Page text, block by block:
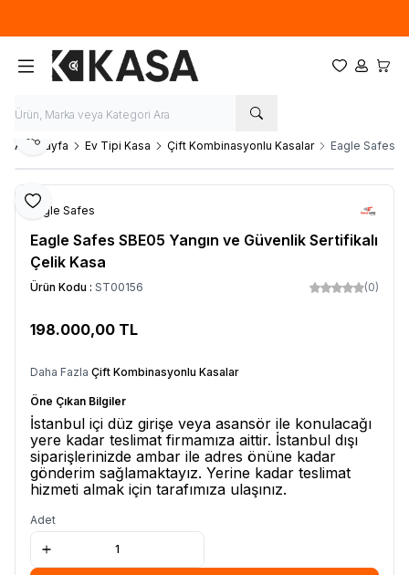
Favorilerim
Hesabım
Ana Sayfa Ev Tipi Kasa Çift Kombinasyonlu Kasalar Eagle Safes
Favoriye Ekle
Paylaş
Eagle Safes
Eagle Safes SBE05 Yangın ve Güvenlik Sertifikalı
Çelik Kasa
Ürün Kodu : ST00156 (0)
198.000,00 TL
Daha Fazla Çift Kombinasyonlu Kasalar
Öne Çıkan Bilgiler
İstanbul içi düz girişe veya asansör ile konulacağı
yere kadar teslimat firmamıza aittir. İstanbul dışı
siparişlerinizde ambar ile adres önüne kadar
gönderim sağlamaktayız. Yerine kadar teslimat
hizmeti almak için tarafımıza ulaşınız.
Adet